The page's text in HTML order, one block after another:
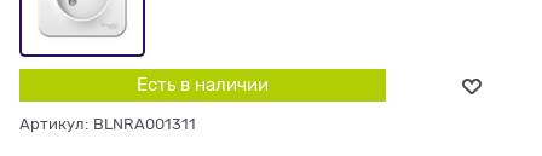
Есть в наличии
Артикул: BLNRA001311